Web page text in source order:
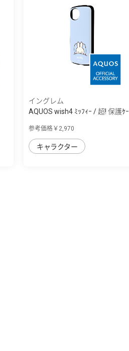
イングレム
AQUOS wish4 ﾐｯﾌｨｰ / 超! 保護ｹｰ
参考価格￥2,970
キャラクター